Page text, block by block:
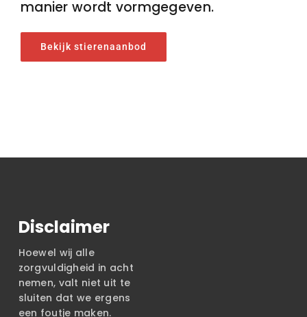
manier wordt vormgegeven.
Bekijk stierenaanbod
Disclaimer
Hoewel wij alle
zorgvuldigheid in acht
nemen, valt niet uit te
sluiten dat we ergens
een foutje maken.